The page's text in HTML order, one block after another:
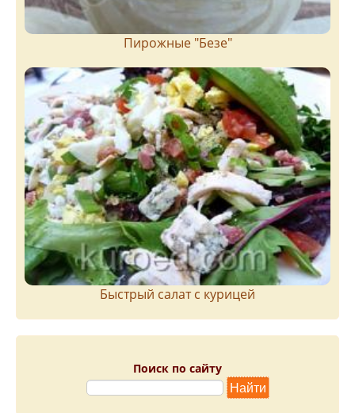
Пирожныe "Бeзe"
Быстрый салат с курицей
Поиск по сайту